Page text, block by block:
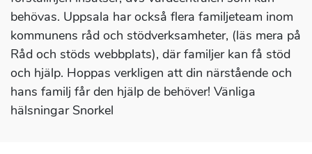
behövas. Uppsala har också flera familjeteam inom
kommunens råd och stödverksamheter, (läs mera på
Råd och stöds webbplats), där familjer kan få stöd
och hjälp. Hoppas verkligen att din närstående och
hans familj får den hjälp de behöver! Vänliga
hälsningar Snorkel